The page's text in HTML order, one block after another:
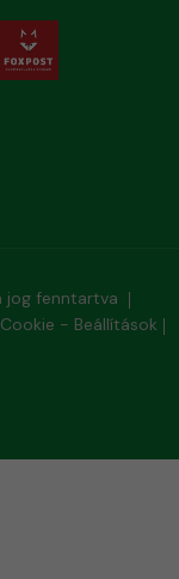
jog fenntartva
Cookie - Beállítások